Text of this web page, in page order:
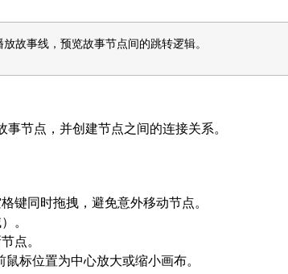
放故事线，预览故事节点间的跳转逻辑。
节点，并创建节点之间的连接关系。
键同时拖拽，避免意外移动节点。
。
点。
标位置为中心放大或缩小画布。